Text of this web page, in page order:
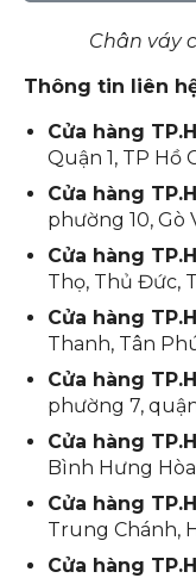
Chân váy
Thông tin liên
Cửa hàng
Quận 1, TP Hồ
Cửa hàng
phường 10, Gò
Cửa hàng
Thọ, Thủ Đức,
Cửa hàng
Thanh, Tân
Cửa hàng
phường 7,
Cửa hàng
Bình Hưng
Cửa hàng
Trung Chánh,
Cửa hàng